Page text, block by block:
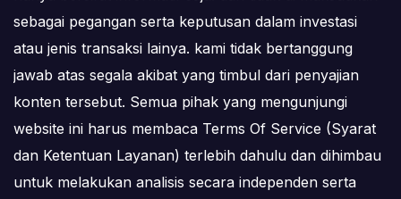
sebagai pegangan serta keputusan dalam investasi
atau jenis transaksi lainya. kami tidak bertanggung
jawab atas segala akibat yang timbul dari penyajian
konten tersebut. Semua pihak yang mengunjungi
website ini harus membaca Terms Of Service (Syarat
dan Ketentuan Layanan) terlebih dahulu dan dihimbau
untuk melakukan analisis secara independen serta